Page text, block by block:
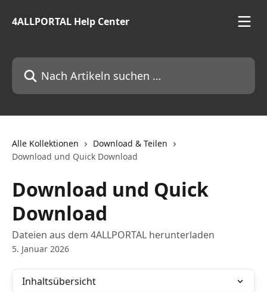
4ALLPORTAL Help Center
Nach Artikeln suchen …
Alle Kollektionen
Download & Teilen
Download und Quick Download
Download und Quick
Download
Dateien aus dem 4ALLPORTAL herunterladen
5. Januar 2026
Inhaltsübersicht